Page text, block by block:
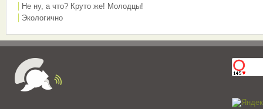
Не ну, а что? Круто же! Молодцы!
Экологично